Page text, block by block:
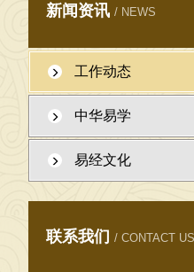
2026年6月
2026年6月
2026年7月
新闻资讯 / NEWS
工作动态
中华易学
易经文化
联系我们 / CONTACT US